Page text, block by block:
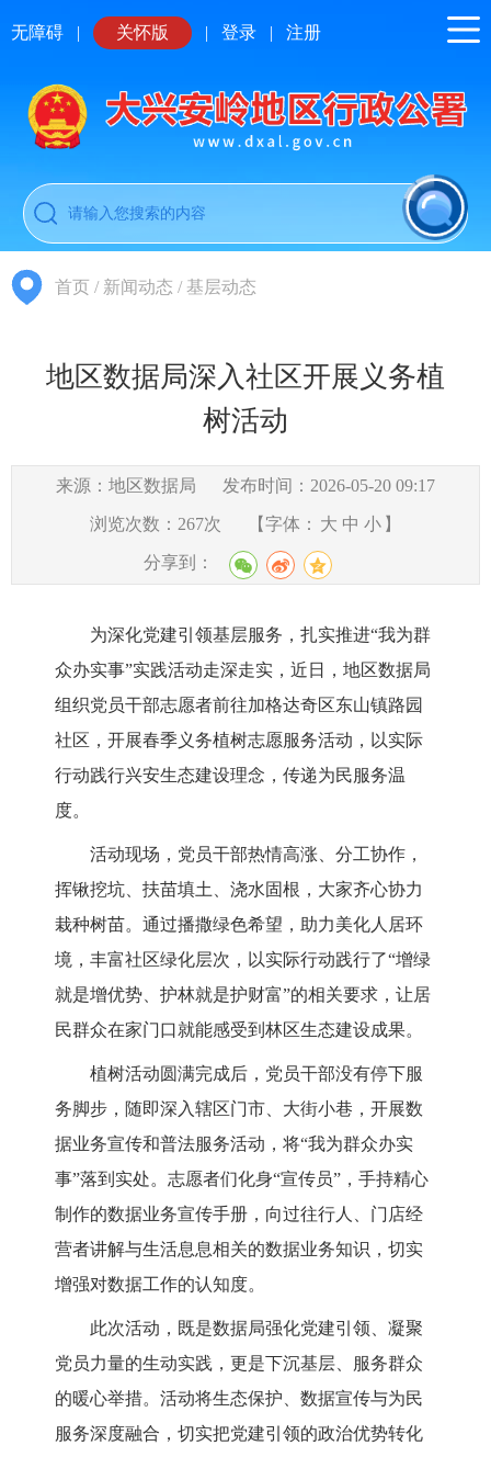
无障碍 | 关怀版 | 登录 | 注册
首页 / 新闻动态 / 基层动态
地区数据局深入社区开展义务植
树活动
来源：地区数据局 发布时间：2026-05-20 09:17
浏览次数： 267次 【字体： 大 中 小 】
分享到：
为深化党建引领基层服务，扎实推进“我为群
众办实事”实践活动走深走实，近日，地区数据局
组织党员干部志愿者前往加格达奇区东山镇路园
社区，开展春季义务植树志愿服务活动，以实际
行动践行兴安生态建设理念，传递为民服务温
度。
活动现场，党员干部热情高涨、分工协作，
挥锹挖坑、扶苗填土、浇水固根，大家齐心协力
栽种树苗。通过播撒绿色希望，助力美化人居环
境，丰富社区绿化层次，以实际行动践行了“增绿
就是增优势、护林就是护财富”的相关要求，让居
民群众在家门口就能感受到林区生态建设成果。
植树活动圆满完成后，党员干部没有停下服
务脚步，随即深入辖区门市、大街小巷，开展数
据业务宣传和普法服务活动，将“我为群众办实
事”落到实处。志愿者们化身“宣传员”，手持精心
制作的数据业务宣传手册，向过往行人、门店经
营者讲解与生活息息相关的数据业务知识，切实
增强对数据工作的认知度。
此次活动，既是数据局强化党建引领、凝聚
党员力量的生动实践，更是下沉基层、服务群众
的暖心举措。活动将生态保护、数据宣传与为民
服务深度融合，切实把党建引领的政治优势转化